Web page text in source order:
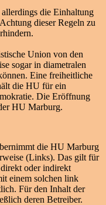
die Einhaltung
dieser Regeln zu
Union von den
sogar in diametralen
Eine freiheitliche
die HU für ein
Die Eröffnung
HU Marburg.
die HU Marburg
(Links). Das gilt für
oder indirekt
einem solchen link
Für den Inhalt der
deren Betreiber.